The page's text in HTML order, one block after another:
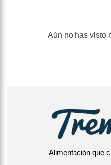
Aún no has visto
Alimentación que